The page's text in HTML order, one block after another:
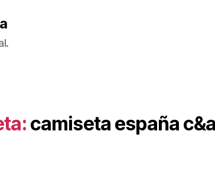
camiseta españa c&a